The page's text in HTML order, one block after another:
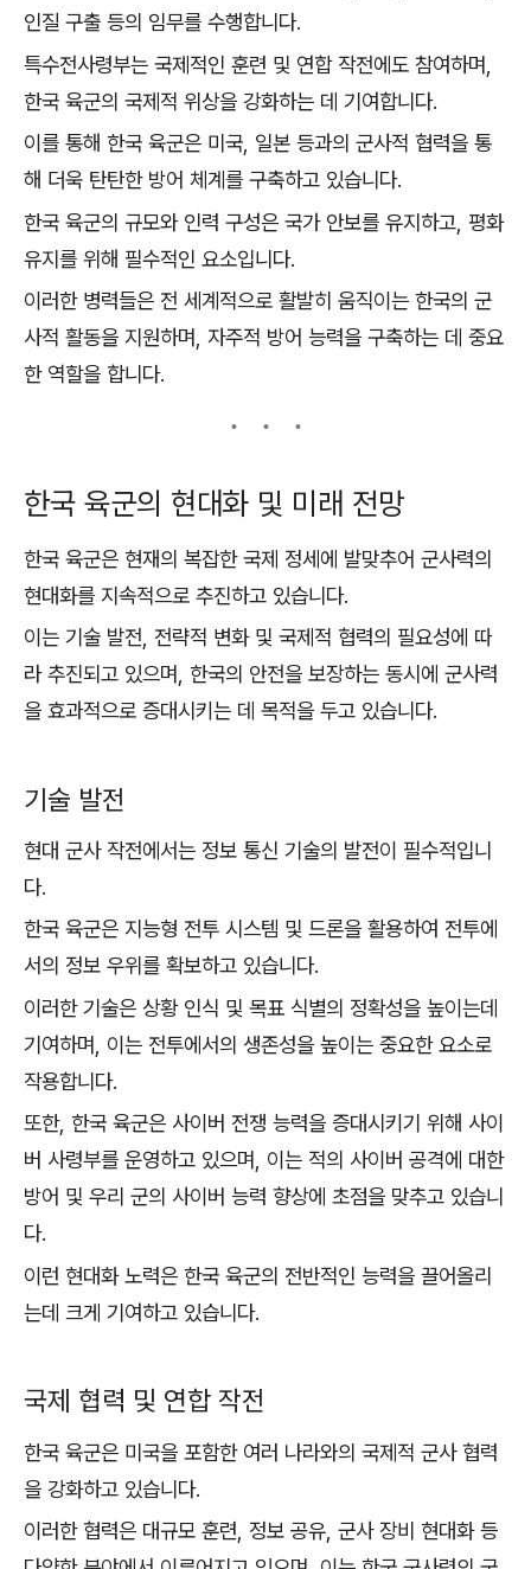
인질 구출 등의 임무를 수행합니다.
특수전사령부는 국제적인 훈련 및 연합 작전에도 참여하며,
한국 육군의 국제적 위상을 강화하는 데 기여합니다.
이를 통해 한국 육군은 미국, 일본 등과의 군사적 협력을 통
해 더욱 탄탄한 방어 체계를 구축하고 있습니다.
한국 육군의 규모와 인력 구성은 국가 안보를 유지하고, 평화
유지를 위해 필수적인 요소입니다.
이러한 병력들은 전 세계적으로 활발히 움직이는 한국의 군
사적 활동을 지원하며, 자주적 방어 능력을 구축하는 데 중요
한 역할을 합니다.
한국 육군의 현대화 및 미래 전망
한국 육군은 현재의 복잡한 국제 정세에 발맞추어 군사력의
현대화를 지속적으로 추진하고 있습니다.
이는 기술 발전, 전략적 변화 및 국제적 협력의 필요성에 따
라 추진되고 있으며, 한국의 안전을 보장하는 동시에 군사력
을 효과적으로 증대시키는 데 목적을 두고 있습니다.
기술 발전
현대 군사 작전에서는 정보 통신 기술의 발전이 필수적입니
다.
한국 육군은 지능형 전투 시스템 및 드론을 활용하여 전투에
서의 정보 우위를 확보하고 있습니다.
이러한 기술은 상황 인식 및 목표 식별의 정확성을 높이는데
기여하며, 이는 전투에서의 생존성을 높이는 중요한 요소로
작용합니다.
또한, 한국 육군은 사이버 전쟁 능력을 증대시키기 위해 사이
버 사령부를 운영하고 있으며, 이는 적의 사이버 공격에 대한
방어 및 우리 군의 사이버 능력 향상에 초점을 맞추고 있습니
다.
이런 현대화 노력은 한국 육군의 전반적인 능력을 끌어올리
는데 크게 기여하고 있습니다.
국제 협력 및 연합 작전
한국 육군은 미국을 포함한 여러 나라와의 국제적 군사 협력
을 강화하고 있습니다.
이러한 협력은 대규모 훈련, 정보 공유, 군사 장비 현대화 등